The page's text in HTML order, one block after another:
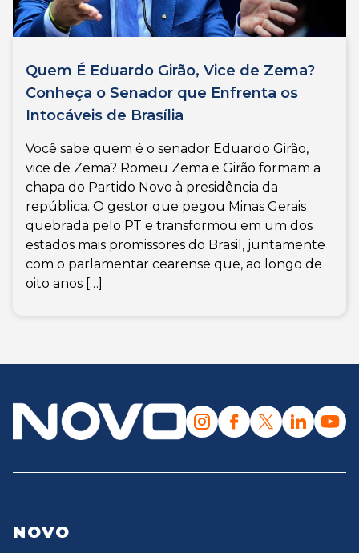
Quem É Eduardo Girão, Vice de Zema?
Conheça o Senador que Enfrenta os
Intocáveis de Brasília
Você sabe quem é o senador Eduardo Girão,
vice de Zema? Romeu Zema e Girão formam a
chapa do Partido Novo à presidência da
república. O gestor que pegou Minas Gerais
quebrada pelo PT e transformou em um dos
estados mais promissores do Brasil, juntamente
com o parlamentar cearense que, ao longo de
oito anos […]
NOVO